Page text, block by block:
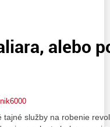
alebo
tajné služby na robenie